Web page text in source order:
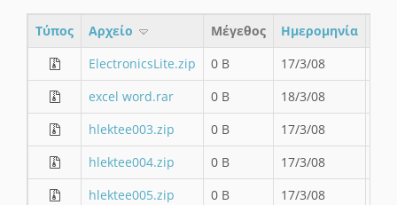
Τύπος Aρχείο Μέγεθος
Ημερομηνία
ElectronicsLite.zip
0 B
17/3/08
excel word.rar
0 B
18/3/08
hlektee003.zip
0 B
17/3/08
hlektee004.zip
0 B
17/3/08
hlektee005.zip
0 B
17/3/08